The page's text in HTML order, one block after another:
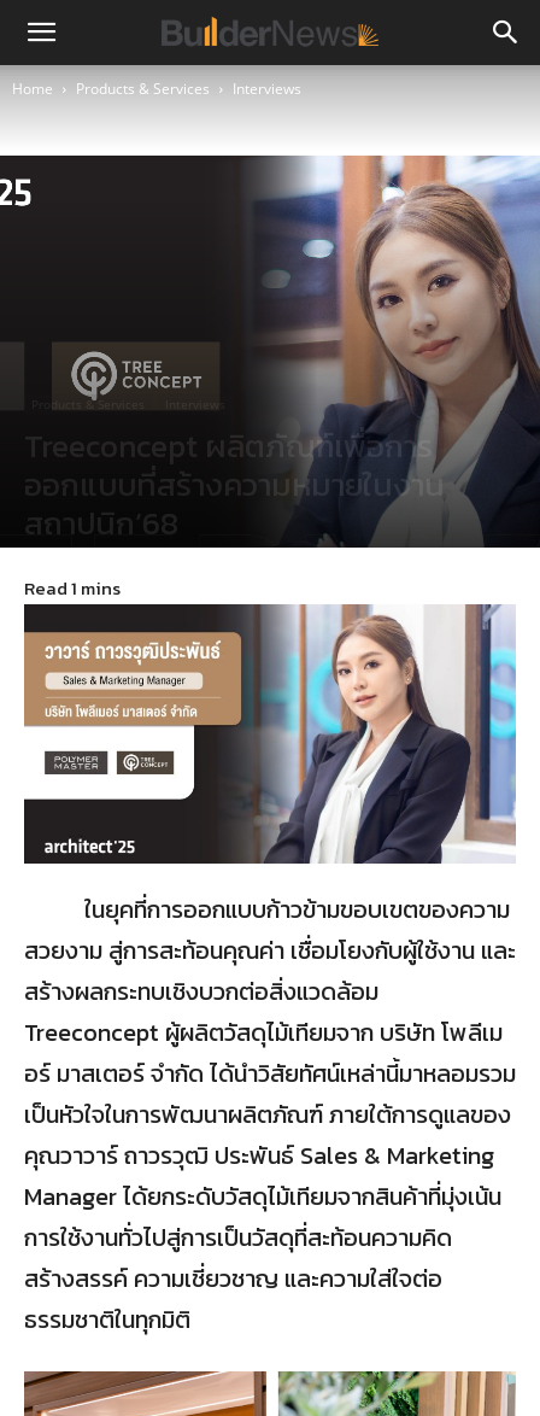
Home Products & Services Interviews
Products & Services
Treeconcept ผลิตภัณฑ์เพื่อการ
ออกแบบที่สร้างความหมายในงาน
สถาปนิก’68
ในยุคที่การออกแบบก้าวข้ามขอบเขตของความ
สวยงาม สู่การสะท้อนคุณค่า เชื่อมโยงกับผู้ใช้งาน และ
สร้างผลกระทบเชิงบวกต่อสิ่งแวดล้อม
Treeconcept ผู้ผลิตวัสดุไม้เทียมจาก บริษัท โพลีเม
อร์ มาสเตอร์ จำกัด ได้นำวิสัยทัศน์เหล่านี้มาหลอมรวม
เป็นหัวใจในการพัฒนาผลิตภัณฑ์ ภายใต้การดูแลของ
คุณวาวาร์ ถาวรวุฒิ ประพันธ์ Sales & Marketing
Manager ได้ยกระดับวัสดุไม้เทียมจากสินค้าที่มุ่งเน้น
การใช้งานทั่วไปสู่การเป็นวัสดุที่สะท้อนความคิด
สร้างสรรค์ ความเชี่ยวชาญ และความใส่ใจต่อ
ธรรมชาติในทุกมิติ